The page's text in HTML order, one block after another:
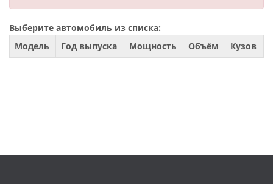
Выберите автомобиль из списка:
Модель
Год выпуска Мощность Объём Кузов